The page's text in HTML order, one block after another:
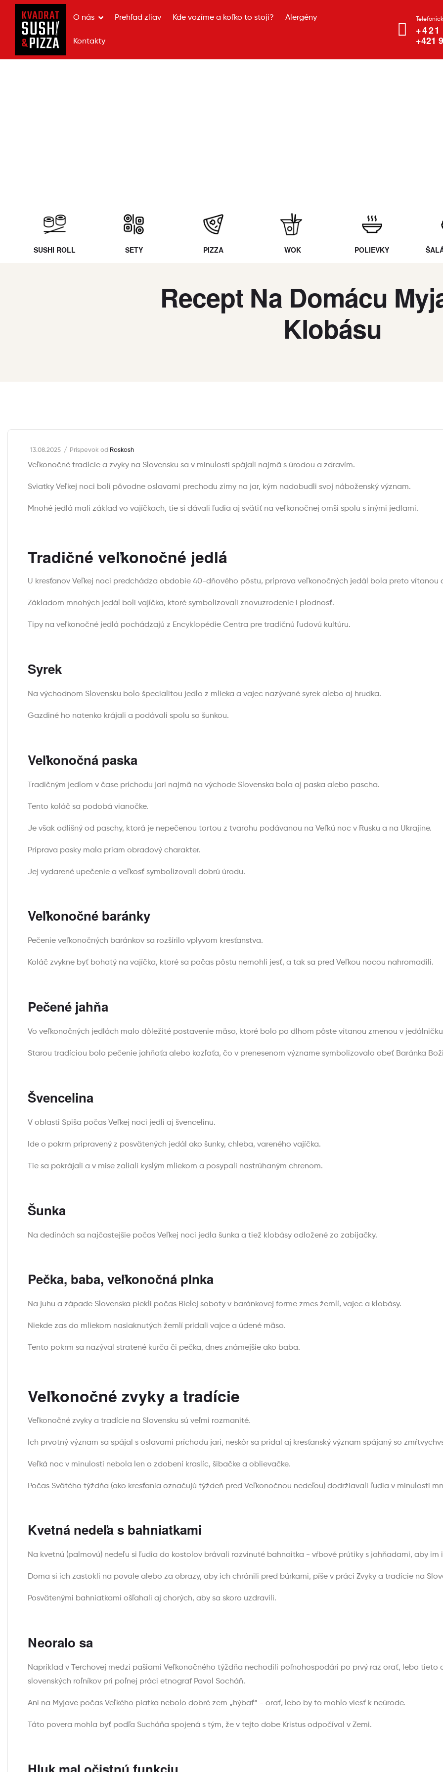
O nás Prehľad zliav Kde vozíme a koľko to stoji? Alergény
Kontakty
+421
SUSHI ROLL SETY PIZZA WOK POLIEVKY
Recept Na Domácu
Klobásu
13.08.2025 Príspevok od Roskosh
Veľkonočné tradície a zvyky na Slovensku sa v minulosti spájali najmä s úrodou a zdravím.
Sviatky Veľkej noci boli pôvodne oslavami prechodu zimy na jar, kým nadobudli svoj náboženský význam.
Mnohé jedlá mali základ vo vajíčkach, tie si dávali ľudia aj svätiť na veľkonočnej omši spolu s inými jedlami.
Tradičné veľkonočné jedlá
U kresťanov Veľkej noci predchádza obdobie 40-dňového pôstu, príprava veľkonočných jedál bola preto vítanou
Základom mnohých jedál boli vajíčka, ktoré symbolizovali znovuzrodenie i plodnosť.
Tipy na veľkonočné jedlá pochádzajú z Encyklopédie Centra pre tradičnú ľudovú kultúru.
Syrek
Na východnom Slovensku bolo špecialitou jedlo z mlieka a vajec nazývané syrek alebo aj hrudka.
Gazdiné ho natenko krájali a podávali spolu so šunkou.
Veľkonočná paska
Tradičným jedlom v čase príchodu jari najmä na východe Slovenska bola aj paska alebo pascha.
Tento koláč sa podobá vianočke.
Je však odlišný od paschy, ktorá je nepečenou tortou z tvarohu podávanou na Veľkú noc v Rusku a na Ukrajine.
Príprava pasky mala priam obradový charakter.
Jej vydarené upečenie a veľkosť symbolizovali dobrú úrodu.
Veľkonočné baránky
Pečenie veľkonočných baránkov sa rozšírilo vplyvom kresťanstva.
Koláč zvykne byť bohatý na vajíčka, ktoré sa počas pôstu nemohli jesť, a tak sa pred Veľkou nocou nahromadili.
Pečené jahňa
Vo veľkonočných jedlách malo dôležité postavenie mäso, ktoré bolo po dlhom pôste vítanou zmenou v
Starou tradíciou bolo pečenie jahňaťa alebo kozľaťa, čo v prenesenom význame symbolizovalo obeť Baránka
Švencelina
V oblasti Spiša počas Veľkej noci jedli aj švencelinu.
Ide o pokrm pripravený z posvätených jedál ako šunky, chleba, vareného vajíčka.
Tie sa pokrájali a v mise zaliali kyslým mliekom a posypali nastrúhaným chrenom.
Šunka
Na dedinách sa najčastejšie počas Veľkej noci jedla šunka a tiež klobásy odložené zo zabíjačky.
Pečka, baba, veľkonočná plnka
Na juhu a západe Slovenska piekli počas Bielej soboty v baránkovej forme zmes žemlí, vajec a klobásy.
Niekde zas do mliekom nasiaknutých žemlí pridali vajce a údené mäso.
Tento pokrm sa nazýval stratené kurča či pečka, dnes známejšie ako baba.
Veľkonočné zvyky a tradície
Veľkonočné zvyky a tradície na Slovensku sú veľmi rozmanité.
Ich prvotný význam sa spájal s oslavami príchodu jari, neskôr sa pridal aj kresťanský význam spájaný so
Veľká noc v minulosti nebola len o zdobení kraslíc, šibačke a oblievačke.
Počas Svätého týždňa (ako kresťania označujú týždeň pred Veľkonočnou nedeľou) dodržiavali ľudia v minulosti
Kvetná nedeľa s bahniatkami
Na kvetnú (palmovú) nedeľu si ľudia do kostolov brávali rozvinuté bahnaitka - vŕbové prútiky s jahňadami, aby im
Doma si ich zastokli na povale alebo za obrazy, aby ich chránili pred búrkami, píše v práci Zvyky a tradície na
Posvätenými bahniatkami ošľahali aj chorých, aby sa skoro uzdravili.
Neoralo sa
Napríklad v Terchovej medzi pašiami Veľkonočného týždňa nechodili poľnohospodári po prvý raz orať, lebo tieto
slovenských roľníkov pri poľnej práci etnograf Pavol Socháň.
Ani na Myjave počas Veľkého piatka nebolo dobré zem „hýbať“ - orať, lebo by to mohlo viesť k neúrode.
Táto povera mohla byť podľa Sucháňa spojená s tým, že v tejto dobe Kristus odpočíval v Zemi.